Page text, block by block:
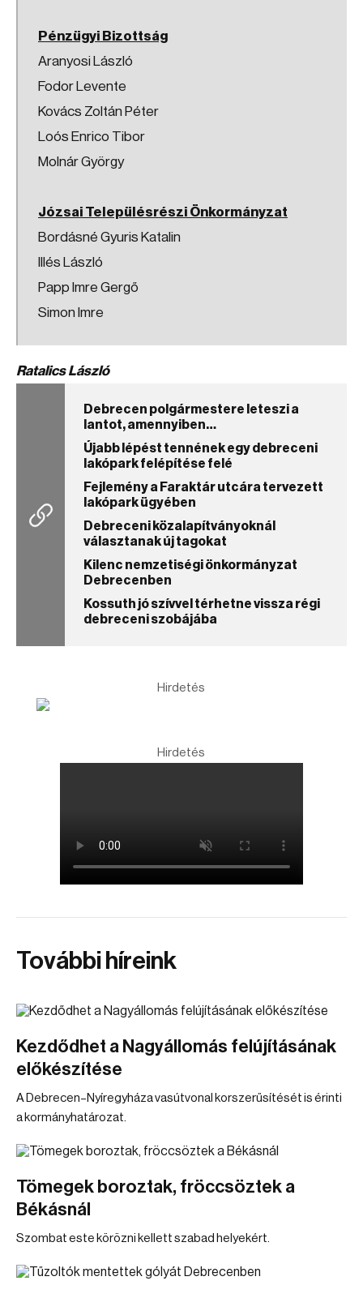
Pénzügyi Bizottság
Aranyosi László
Fodor Levente
Kovács Zoltán Péter
Loós Enrico Tibor
Molnár György
Józsai Településrészi Önkormányzat
Bordásné Gyuris Katalin
Illés László
Papp Imre Gergő
Simon Imre
Ratalics László
Debrecen polgármestere leteszi a
lantot, amennyiben…
Újabb lépést tennének egy debreceni
lakópark felépítése felé
Fejlemény a Faraktár utcára tervezett
lakópark ügyében
Debreceni közalapítványoknál
választanak új tagokat
Kilenc nemzetiségi önkormányzat
Debrecenben
Kossuth jó szívvel térhetne vissza régi
debreceni szobájába
Hirdetés
Hirdetés
További híreink
Kezdődhet a Nagyállomás felújításának
előkészítése
A Debrecen–Nyíregyháza vasútvonal korszerűsítését is érinti
a kormányhatározat.
Tömegek boroztak, fröccsöztek a
Békásnál
Szombat este körözni kellett szabad helyekért.